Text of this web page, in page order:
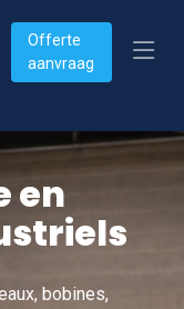
Offerte
aanvraag
en
bobines,